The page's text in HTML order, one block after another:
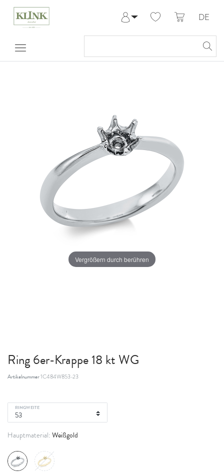
Meine Bestellungen
DE
Vergrößern durch berühren
Ring 6er-Krappe 18 kt WG
Artikelnummer1C484W853-23
RINGWEITE
Hauptmaterial: Weißgold